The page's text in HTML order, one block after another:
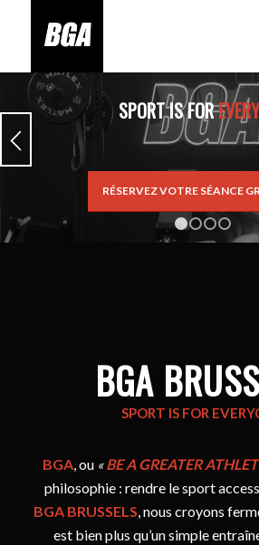
SPORT IS FOR
RÉSERVEZ VOTRE SÉANCE
BGA
SPORT IS FOR
BGA, ou «BE A GREATER
philosophie : rendre le sport
BGA BRUSSELS, nous croyons
est bien plus qu’un simple